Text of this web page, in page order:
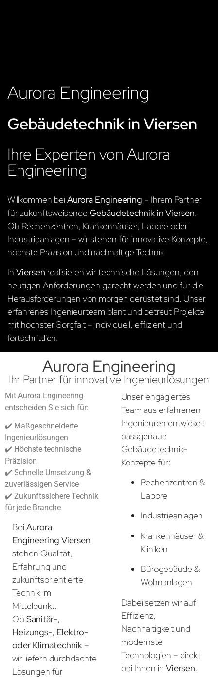
Aurora Engineering
Gebäudetechnik in Viersen
Ihre Experten von Aurora
Engineering
Willkommen beiAurora Engineering – Ihrem Partner
für zukunftsweisendeGebäudetechnik in Viersen.
Ob Rechenzentren, Krankenhäuser, Labore oder
Industrieanlagen – wir stehen für innovative Konzepte,
höchste Präzision und nachhaltige Technik.
In Viersen realisieren wir technische Lösungen, den
heutigen Anforderungen gerecht werden und für die
Herausforderungen von morgen gerüstet sind. Unser
erfahrenes Ingenieurteam plant und betreut Projekte
mit höchster Sorgfalt – individuell, effizient und
fortschrittlich.
Aurora Engineering
Ihr Partner für innovative Ingenieurlösungen
Mit Aurora Engineering
entscheiden Sie sich für:
✔️ Maßgeschneiderte
Ingenieurlösungen
✔️ Höchste technische
Präzision
✔️ Schnelle Umsetzung &
zuverlässigen Service
✔️ Zukunftssichere Technik
für jede Branche
BeiAurora
Engineering Viersen
stehen Qualität,
Erfahrung und
zukunftsorientierte
Technik im
Mittelpunkt.
ObSanitär-,
Heizungs-, Elektro-
oder Klimatechnik –
wir liefern durchdachte
Lösungen für
Unser engagiertes
Team aus erfahrenen
Ingenieuren entwickelt
passgenaue
Gebäudetechnik-
Konzepte für:
Rechenzentren &
Labore
Industrieanlagen
Krankenhäuser &
Kliniken
Bürogebäude &
Wohnanlagen
Dabei setzen wir auf
Effizienz,
Nachhaltigkeit und
modernste
Technologien – direkt
bei Ihnen in Viersen.